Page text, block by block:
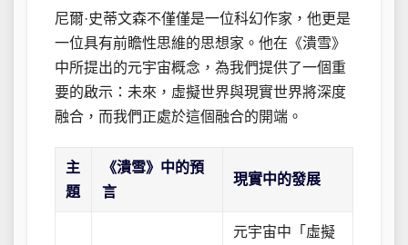
尼爾·史蒂文森不僅僅是一位科幻作家，他更是
一位具有前瞻性思維的思想家。他在《潰雪》
中所提出的元宇宙概念，為我們提供了一個重
要的啟示：未來，虛擬世界與現實世界將深度
融合，而我們正處於這個融合的開端。
主
題
《潰雪》中的預
言
現實中的發展
元宇宙中「虛擬